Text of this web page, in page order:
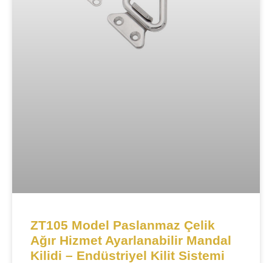
ZT105 Model Paslanmaz Çelik
Ağır Hizmet Ayarlanabilir Mandal
Kilidi – Endüstriyel Kilit Sistemi​​